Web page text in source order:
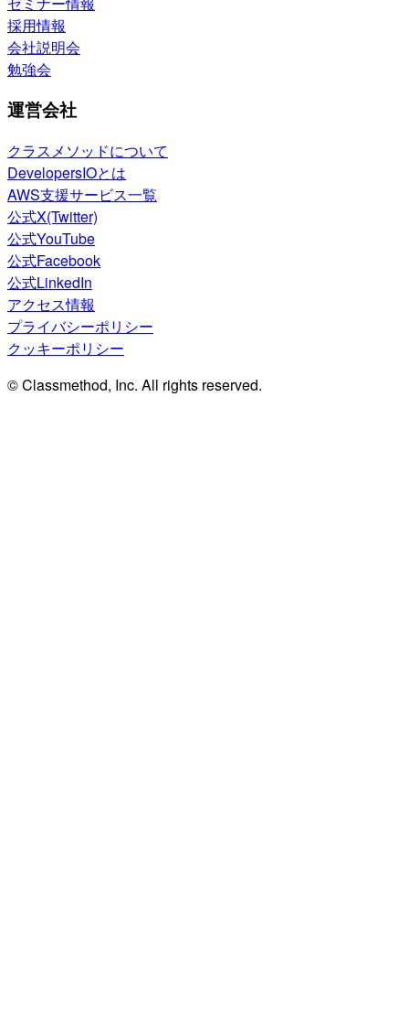
採用情報
会社説明会
勉強会
運営会社
クラスメソッドについて
DevelopersIOとは
AWS支援サービス一覧
公式X(Twitter)
公式YouTube
公式Facebook
公式LinkedIn
アクセス情報
プライバシーポリシー
クッキーポリシー
© Classmethod, Inc. All rights reserved.